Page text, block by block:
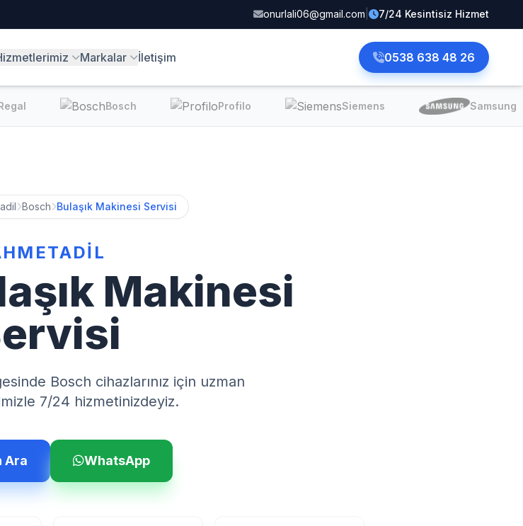
onurlali06@gmail.com 7/24 Kesintisiz Hizmet
Markalar İletişim 0538 638 48 26
Bosch Profilo Siemens Samsung
Bosch Bulaşık Makinesi Servisi
Makinesi
Bosch cihazlarınız için uzman
7/24 hizmetinizdeyiz.
Ara WhatsApp